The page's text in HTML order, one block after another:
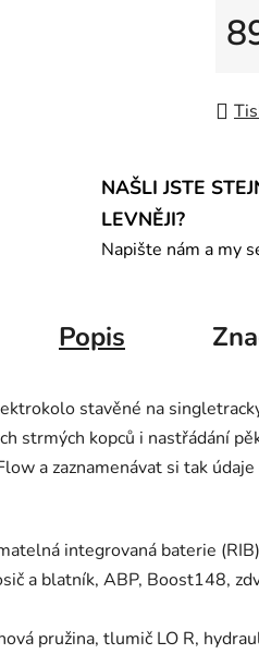
NAŠLI JSTE
LEVNĚJI?
Napište nám a my
Popis
stavěné na
strmých kopců i nastřádání
a zaznamenávat si tak
integrovaná baterie
a blatník, ABP, Boost148,
pružina, tlumič LO R,